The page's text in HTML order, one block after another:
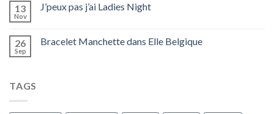
13
Nov
J’peux pas j’ai Ladies Night
26
Sep
Bracelet Manchette dans Elle Belgique
TAGS